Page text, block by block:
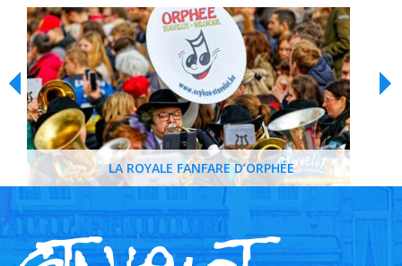
LA ROYALE FANFARE D’ORPHÉE